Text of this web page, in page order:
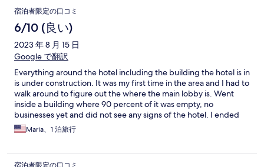
宿泊者限定の口コミ
6/10 (良い)
2023 年 8 月 15 日
Google で翻訳
Everything around the hotel including the building the hotel is in
is under construction. It was my first time in the area and I had to
walk around to figure out the where the main lobby is. Went
inside a building where 90 percent of it was empty, no
businesses yet and did not see any signs of the hotel. I ended
up walking through the underground parking since I can’t for
the life of me find the entrance. Had to take the elevator from
nice. The toilet door doesn’t stay close and had to jam
Maria、1 泊旅行